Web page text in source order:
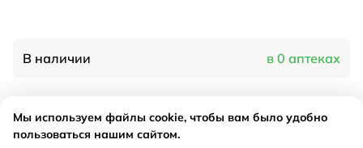
В наличии в 0 аптеках
Характеристики
Мы используем файлы cookie, чтобы вам было удобно
пользоваться нашим сайтом.